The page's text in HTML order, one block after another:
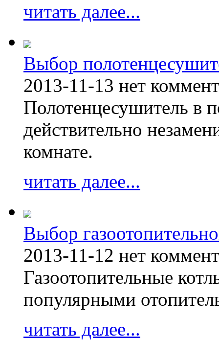
читать далее...
Выбор
2013-11-13 нет
Полотенцесушитель в
действительно
комнате.
читать далее...
Выбор
2013-11-12 нет
Газоотопительные
популярными
читать далее...